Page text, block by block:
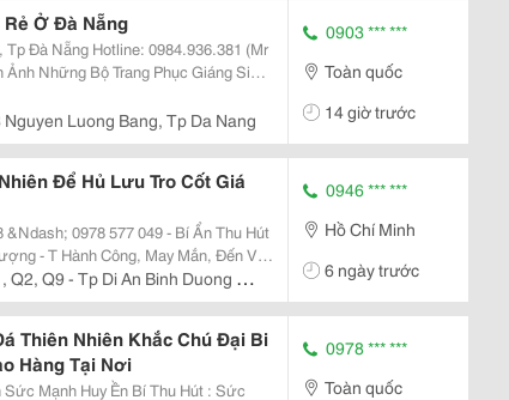
Ở Đà Nẵng
Nguyen Luong Bang, Tp Da Nang
0903 *** ***
Toàn quốc
14 giờ trước
Để Hủ Lưu Tro Cốt Giá
577 049 - Bí Ẩn Thu Hút
Đến Với
Q2, Q9 - Tp Di An Binh Duong -
0946 *** ***
Hồ Chí Minh
6 ngày trước
Thiên Nhiên Khắc Chú Đại Bi
Hàng Tại Nơi
Mạnh Huy Ền Bí Thu Hút : Sức
0978 *** ***
Toàn quốc